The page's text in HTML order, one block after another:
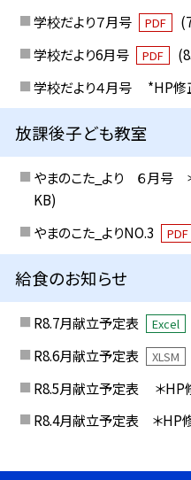
学校だより７月号
PDF
学校だより6月号
PDF
学校だより４月号 *HP修
放課後子ども教室
やまのこた_より ６月号
KB)
やまのこた_よりNO.3
PDF
給食のお知らせ
R8.7月献立予定表 Excel
R8.6月献立予定表
XLSM
R8.5月献立予定表 ＊HP
R8.4月献立予定表 ＊HP